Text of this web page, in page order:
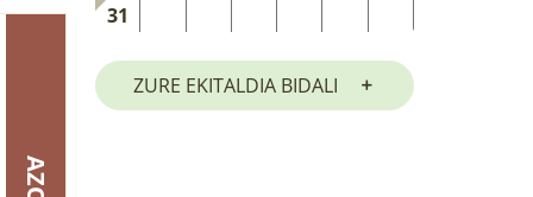
31
ZURE EKITALDIA BIDALI